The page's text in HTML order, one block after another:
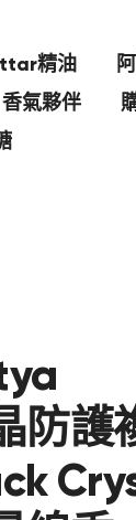
精油
香氣夥伴
防護